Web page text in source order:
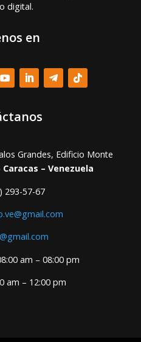
digital.
en
Grandes, Edificio Monte
Caracas – Venezuela
293-57-67
am – 08:00 pm
am – 12:00 pm